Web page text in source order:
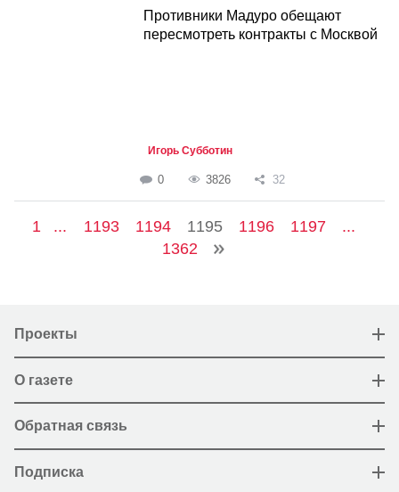
Противники Мадуро обещают
пересмотреть контракты с Москвой
Игорь Субботин
0 3826 32
1 ... 1193 1194 1195 1196 1197
...
1362
Проекты
О газете
Обратная связь
Подписка